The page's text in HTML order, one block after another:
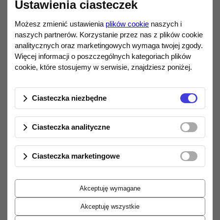
dokładnie spasowane elementy
gwarantująsolidne osadzenie wtyku w
gnieździe. Adapter nie wysuwa się, nie
przemieszcza i nie powoduje luzów, które
przerw w sygnale. Stabilność połączenia ma
bezpośredni wpływ na czystość i jakość
przesyłanego dźwięku.
Elegancja i trwałość
Wytrzymałametalowa obudowaw
połączeniu zpozłacanymi
wygląd, ale także długą żywotność i
odporność na utlenianie. Adapter doskonale
sprawdza się zarówno w domowych
Ustawienia ciasteczek
Możesz zmienić ustawienia plików cookie naszych i
naszych partnerów. Korzystanie przez nas z plików cookie
analitycznych oraz marketingowych wymaga twojej zgody.
Więcej informacji o poszczególnych kategoriach plików
cookie, które stosujemy w serwisie, znajdziesz poniżej.
Ciasteczka niezbędne
Ciasteczka analityczne
Ciasteczka marketingowe
Akceptuję wymagane
Akceptuję wszystkie